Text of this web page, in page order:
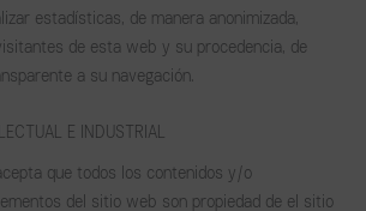
estadísticas, de manera anonimizada,
de esta web y su procedencia, de
a su navegación.
E INDUSTRIAL
que todos los contenidos y/o
del sitio web son propiedad de el sitio